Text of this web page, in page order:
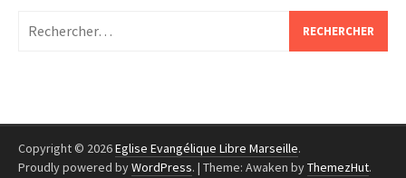
Copyright © 2026Eglise Evangélique Libre Marseille.
Proudly powered byWordPress. | Theme: Awaken byThemezHut.